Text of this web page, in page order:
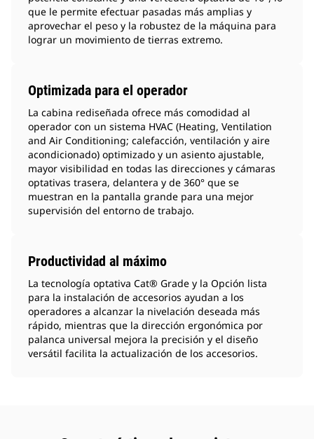
que le permite efectuar pasadas más amplias y
aprovechar el peso y la robustez de la máquina para
lograr un movimiento de tierras extremo.
Optimizada para el operador
La cabina rediseñada ofrece más comodidad al
operador con un sistema HVAC (Heating, Ventilation
and Air Conditioning; calefacción, ventilación y aire
acondicionado) optimizado y un asiento ajustable,
mayor visibilidad en todas las direcciones y cámaras
optativas trasera, delantera y de 360° que se
muestran en la pantalla grande para una mejor
supervisión del entorno de trabajo.
Productividad al máximo
La tecnología optativa Cat® Grade y la Opción lista
para la instalación de accesorios ayudan a los
operadores a alcanzar la nivelación deseada más
rápido, mientras que la dirección ergonómica por
palanca universal mejora la precisión y el diseño
versátil facilita la actualización de los accesorios.